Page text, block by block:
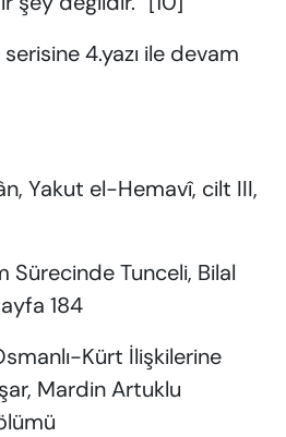
serisine 4.yazı ile devam
Yakut el-Hemavî, cilt III,
Sürecinde Tunceli, Bilal
184
Kürt İlişkilerine
Mardin Artuklu